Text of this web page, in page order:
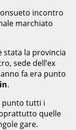
incontro
marchiato
stata la provincia
sede dell’ex
fa era punto
.
punto tutti i
quelle
gare.